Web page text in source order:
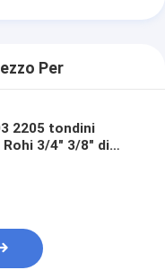
Per
2205 tondini
Rohi 3/4" 3/8" di